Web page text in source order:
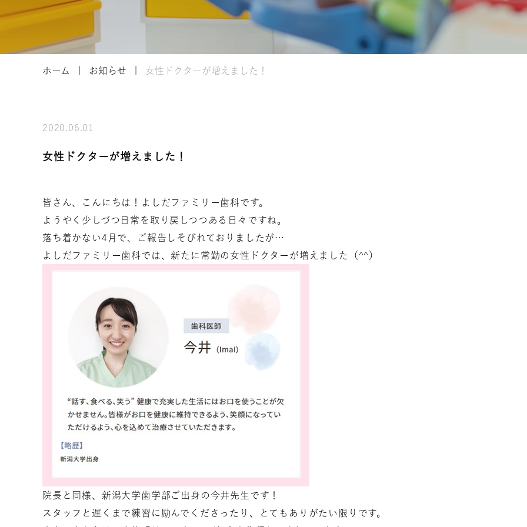
ホーム お知らせ 女性ドクターが増えました！
2020.06.01
女性ドクターが増えました！
皆さん、こんにちは！よしだファミリー歯科です。
ようやく少しづつ日常を取り戻しつつある日々ですね。
落ち着かない4月で、ご報告しそびれておりましたが…
よしだファミリー歯科では、新たに常勤の女性ドクターが増えました（^^）
院長と同様、新潟大学歯学部ご出身の今井先生です！
スタッフと遅くまで練習に励んでくださったり、とてもありがたい限りです。